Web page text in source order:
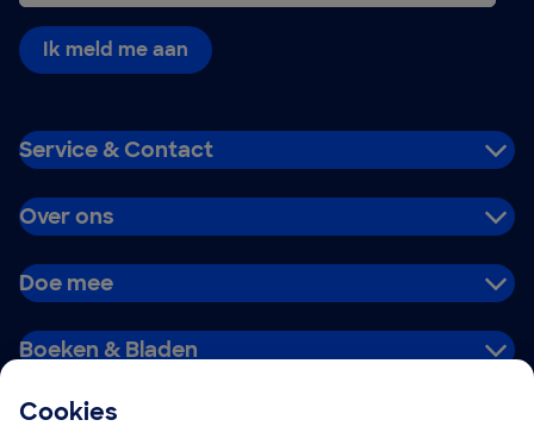
Cookies
Ik meld me aan
Service & Contact
Over ons
Doe mee
Boeken & Bladen